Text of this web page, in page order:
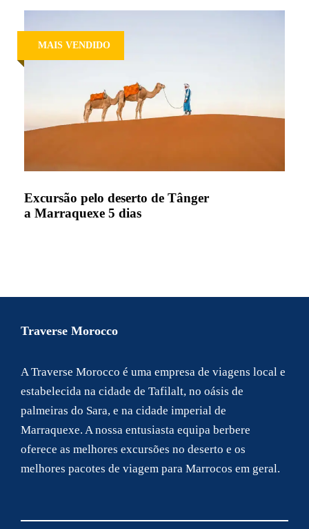
MAIS VENDIDO
Excursão pelo deserto de Tânger
a Marraquexe 5 dias
Traverse Morocco
A Traverse Morocco é uma empresa de viagens local e
estabelecida na cidade de Tafilalt, no oásis de
palmeiras do Sara, e na cidade imperial de
Marraquexe. A nossa entusiasta equipa berbere
oferece as melhores excursões no deserto e os
melhores pacotes de viagem para Marrocos em geral.